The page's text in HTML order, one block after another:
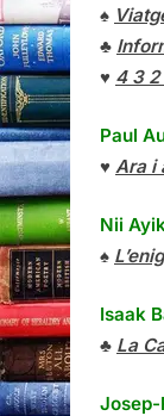
♠
♣
♥ 4 3 2
Paul
♥ Ara i
Nii
♠
Isaak
♣ La
Josep-